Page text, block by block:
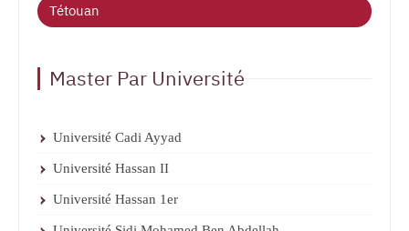
Tétouan
Master Par Université
Université Cadi Ayyad
Université Hassan II
Université Hassan 1er